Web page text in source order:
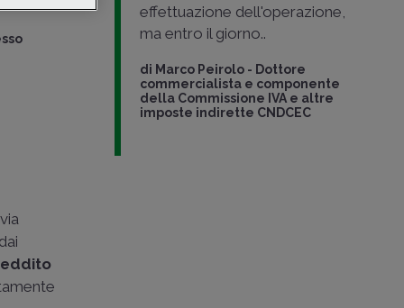
effettuazione dell'operazione,
ma entro il giorno..
di Marco Peirolo - Dottore
commercialista e componente
della Commissione IVA e altre
imposte indirette CNDCEC